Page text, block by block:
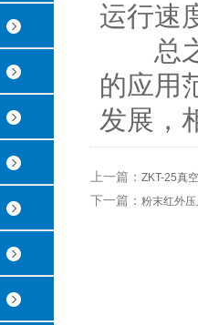
运行速
总之
的应用
发展，
上一篇： ZKT-25真
下一篇： 粉末红外